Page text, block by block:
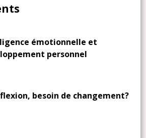
émotionnelle et
personnel
besoin de changement?